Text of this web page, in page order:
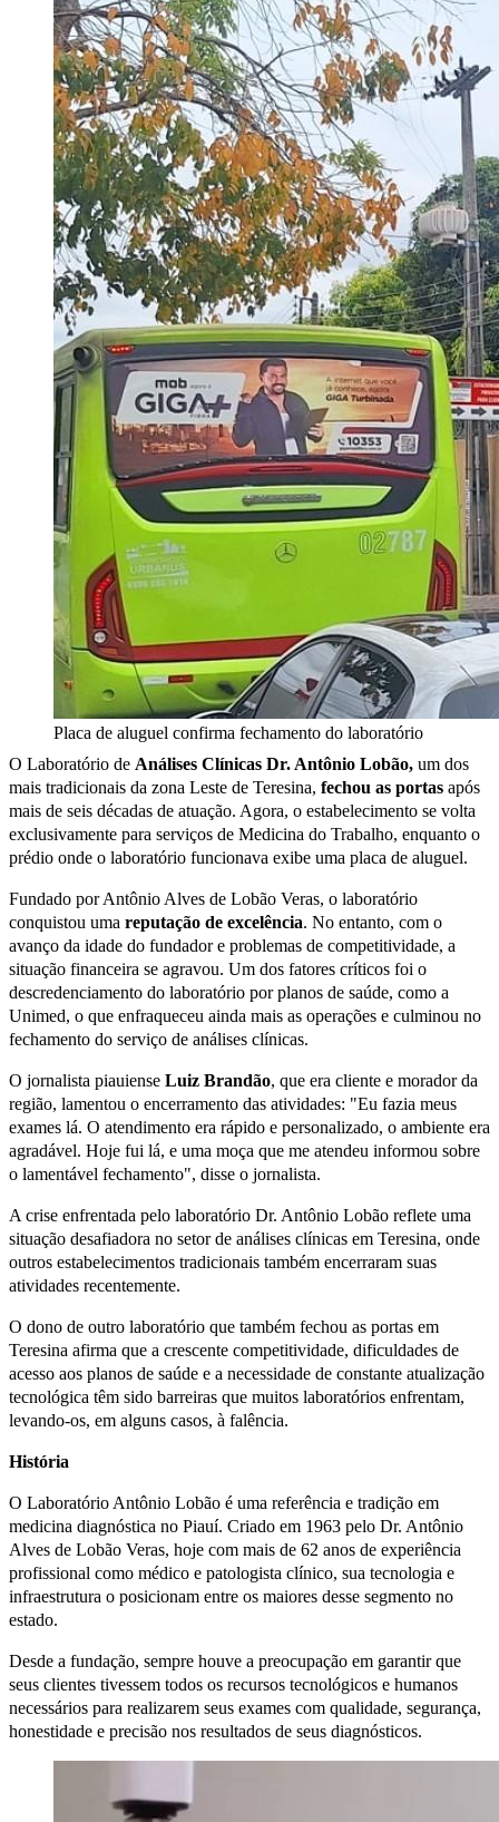
Placa de aluguel confirma fechamento do laboratório
O Laboratório de Análises Clínicas Dr. Antônio Lobão, um dos
mais tradicionais da zona Leste de Teresina, fechou as portas após
mais de seis décadas de atuação. Agora, o estabelecimento se volta
exclusivamente para serviços de Medicina do Trabalho, enquanto o
prédio onde o laboratório funcionava exibe uma placa de aluguel.
Fundado por Antônio Alves de Lobão Veras, o laboratório
conquistou uma reputação de excelência. No entanto, com o
avanço da idade do fundador e problemas de competitividade, a
situação financeira se agravou. Um dos fatores críticos foi o
descredenciamento do laboratório por planos de saúde, como a
Unimed, o que enfraqueceu ainda mais as operações e culminou no
fechamento do serviço de análises clínicas.
O jornalista piauiense Luiz Brandão, que era cliente e morador da
região, lamentou o encerramento das atividades: "Eu fazia meus
exames lá. O atendimento era rápido e personalizado, o ambiente era
agradável. Hoje fui lá, e uma moça que me atendeu informou sobre
o lamentável fechamento", disse o jornalista.
A crise enfrentada pelo laboratório Dr. Antônio Lobão reflete uma
situação desafiadora no setor de análises clínicas em Teresina, onde
outros estabelecimentos tradicionais também encerraram suas
atividades recentemente.
O dono de outro laboratório que também fechou as portas em
Teresina afirma que a crescente competitividade, dificuldades de
acesso aos planos de saúde e a necessidade de constante atualização
tecnológica têm sido barreiras que muitos laboratórios enfrentam,
levando-os, em alguns casos, à falência.
História
O Laboratório Antônio Lobão é uma referência e tradição em
medicina diagnóstica no Piauí. Criado em 1963 pelo Dr. Antônio
Alves de Lobão Veras, hoje com mais de 62 anos de experiência
profissional como médico e patologista clínico, sua tecnologia e
infraestrutura o posicionam entre os maiores desse segmento no
estado.
Desde a fundação, sempre houve a preocupação em garantir que
seus clientes tivessem todos os recursos tecnológicos e humanos
necessários para realizarem seus exames com qualidade, segurança,
honestidade e precisão nos resultados de seus diagnósticos.